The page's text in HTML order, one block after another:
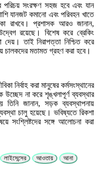
পরিচয় সংরক্ষণ সহজ হবে এবং যান
যানজট কমানো এবং পরিবহন খাতে
রাখবে। প্রশাসক আরও জানান,
উদ্বেগ রয়েছে। বিশেষ করে ব্রেকিং
দেয়। তাই নিরাপত্তা নিশ্চিত করে
চালকদের মতামত গ্রহণ করা হবে।
নির্বাহ করা মানুষের কর্মসংস্থানের
উচ্ছেদ না করে শৃঙ্খলাপূর্ণ ব্যবস্থার
জানান, সড়ক ব্যবস্থাপনায়
চালু হয়েছে। ভবিষ্যতে রিকশা
সংশ্লিষ্টদের সঙ্গে আলোচনা করা
লাইসেন্সের আওতায়
আনা